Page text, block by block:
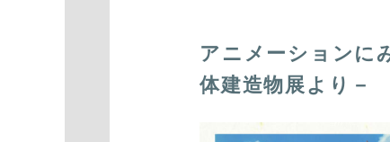
アニメーションに
体建造物展より－